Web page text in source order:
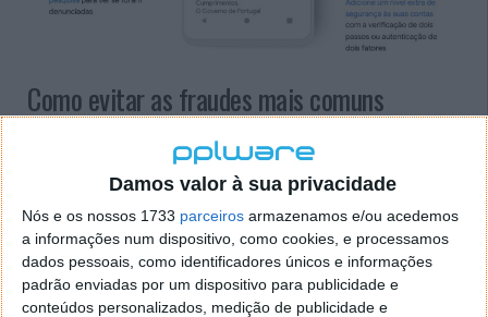
Damos valor à sua privacidade
Nós e os nossos 1733 parceiros armazenamos e/ou acedemos
a informações num dispositivo, como cookies, e processamos
dados pessoais, como identificadores únicos e informações
padrão enviadas por um dispositivo para publicidade e
conteúdos personalizados, medição de publicidade e
Como evitar as fraudes mais comuns
Os burlões aproveitam-se do aumento das
comunicações acerca da COVID-19 dissimulando os
seus esquemas fraudulentos como mensagens
oficiais sobre o vírus. Para além de emails, os burlões
também poderão recorrer a mensagens de texto,
chamadas automáticas e sites maliciosos para
chegar até si.